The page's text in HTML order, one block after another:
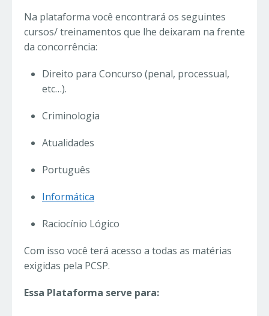
Na plataforma você encontrará os seguintes
cursos/ treinamentos que lhe deixaram na frente
da concorrência:
Direito para Concurso (penal, processual,
etc…).
Criminologia
Atualidades
Português
Informática
Raciocínio Lógico
Com isso você terá acesso a todas as matérias
exigidas pela PCSP.
Essa Plataforma serve para: